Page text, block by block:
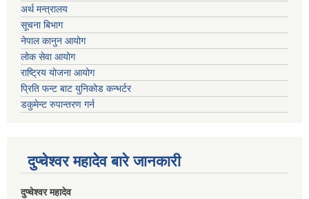
अर्थ मन्त्रालय
सूचना बिभाग
नेपाल कानुन आयोग
लोक सेवा आयोग
राष्ट्रिय योजना आयोग
प्रिति फन्ट बाट युनिकोड कन्भर्टर
डकुमेन्ट रुपान्तरण गर्न
दुप्चेश्वर महादेव बारे जानकारी
दुप्चेश्वर महादेव